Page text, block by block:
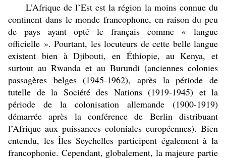
L’Afrique de l’Est est la région la moins connue du
continent dans le monde francophone, en raison du peu
de pays ayant opté le français comme « langue
officielle ». Pourtant, les locuteurs de cette belle langue
existent bien à Djibouti, en Éthiopie, au Kenya, et
surtout au Rwanda et au Burundi (anciennes colonies
passagères belges (1945-1962), après la période de
tutelle de la Société des Nations (1919-1945) et la
période de la colonisation allemande (1900-1919)
démarrée après la conférence de Berlin distribuant
l’Afrique aux puissances coloniales européennes). Bien
entendu, les Îles Seychelles participent également à la
francophonie. Cependant, globalement, la majeure partie